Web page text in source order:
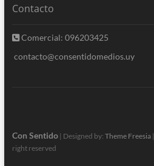
Contacto
Comercial: 096203425
contacto@consentidomedios.uy
Con Sentido| Designed by: Theme Freesia|
right reserved